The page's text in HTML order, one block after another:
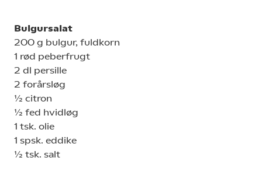
Bulgursalat
200 g bulgur, fuldkorn
1 rød peberfrugt
2 dl persille
2 forårsløg
½ citron
½ fed hvidløg
1 tsk. olie
1 spsk. eddike
½ tsk. salt